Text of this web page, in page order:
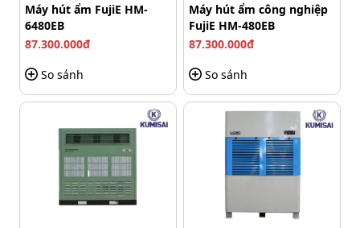
Công suất hút ẩm 12 lít/ngày
Trang bị nhiều chế độ vận hành tiện lợi
Thiết bị được tích hợp đa dạng các chế độ như hong khô
quần áo, Comfort, tự động, tiếp tục, đáp ứng linh hoạt
nhiều nhu cầu sử dụng trong thực tế.
Máy hút ẩm FujiE HM-
6480EB
87.300.000đ
So sánh
Máy hút ẩm công nghiệp
FujiE HM-480EB
87.300.000đ
So sánh